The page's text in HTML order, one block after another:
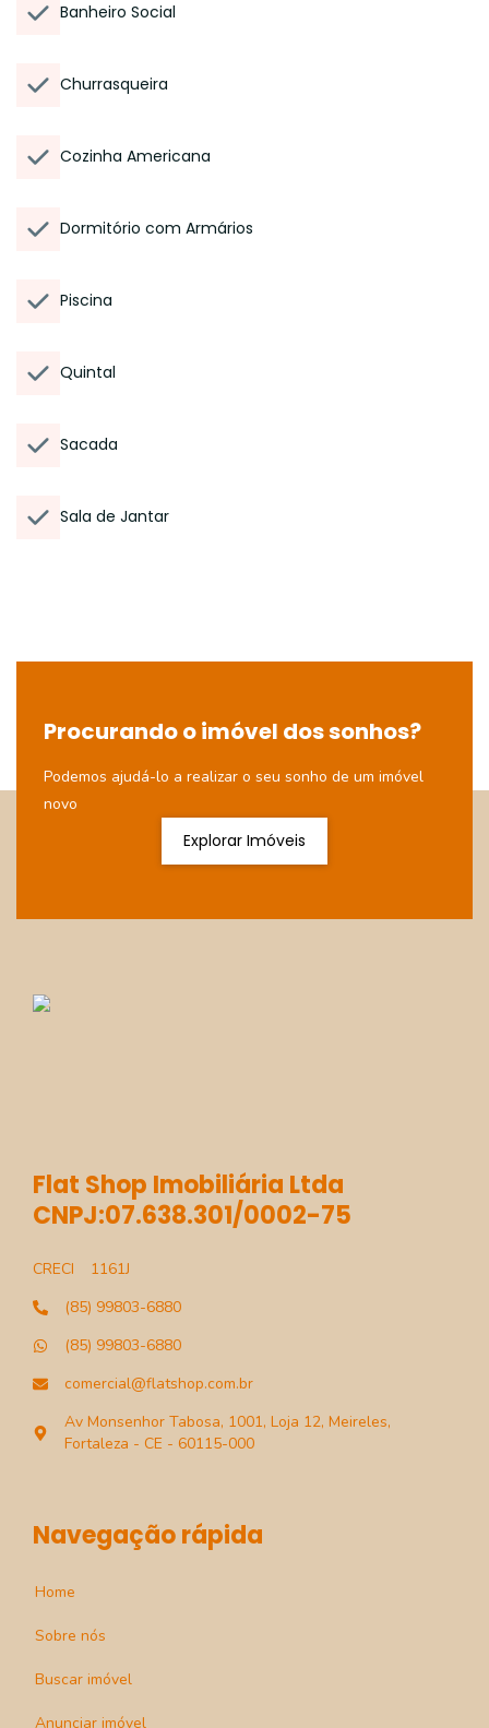
Banheiro Social
Churrasqueira
Cozinha Americana
Dormitório com Armários
Piscina
Quintal
Sacada
Sala de Jantar
Procurando o imóvel dos sonhos?
Podemos ajudá-lo a realizar o seu sonho de um imóvel
novo
Explorar Imóveis
Flat Shop Imobiliária Ltda
CNPJ:07.638.301/0002-75
CRECI
1161J
(85) 99803-6880
(85) 99803-6880
comercial@flatshop.com.br
Av Monsenhor Tabosa, 1001, Loja 12, Meireles,
Fortaleza - CE - 60115-000
Navegação rápida
Home
Sobre nós
Buscar imóvel
Anunciar imóvel